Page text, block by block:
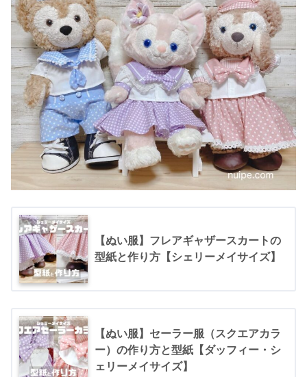
【ぬい服】フレアギャザースカートの
型紙と作り方【シェリーメイサイズ】
【ぬい服】セーラー服（スクエアカラ
ー）の作り方と型紙【ダッフィー・シ
ェリーメイサイズ】